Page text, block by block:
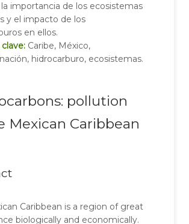
importancia de los ecosistemas
y el impacto de los
en ellos.
clave: Caribe, México,
hidrocarburo, ecosistemas.
pollution
Mexican Caribbean
Caribbean is a region of great
biologically and economically.